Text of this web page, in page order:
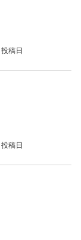
投稿日
投稿日